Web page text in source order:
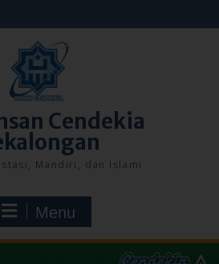
Cendekia
Mandiri, dan Islami
Menu